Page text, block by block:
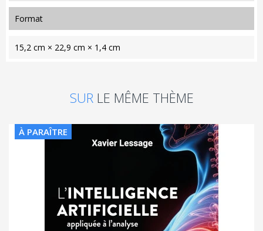
format
15,2 cm × 22,9 cm × 1,4 cm
SUR LE MÊME THÈME
À PARAÎTRE